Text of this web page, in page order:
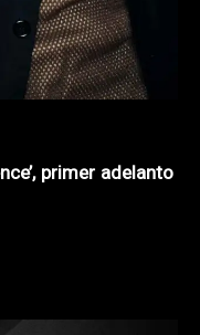
primer adelanto